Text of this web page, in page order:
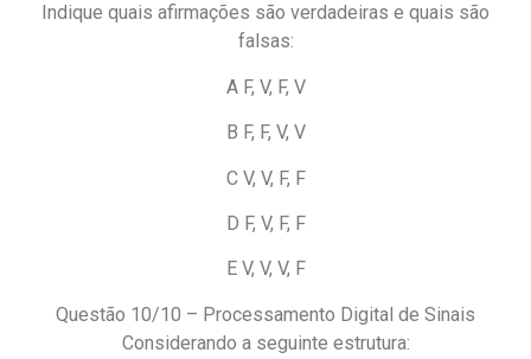
Indique quais afirmações são verdadeiras e quais são
falsas:
A F, V, F, V
B F, F, V, V
C V, V, F, F
D F, V, F, F
E V, V, V, F
Questão 10/10 – Processamento Digital de Sinais
Considerando a seguinte estrutura: